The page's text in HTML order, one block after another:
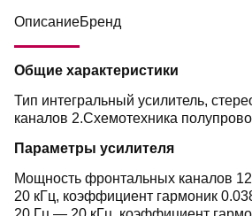
ОписаниеБренд
Общие характеристики
Тип интегральный усилитель,
каналов 2.Схемотехника
Параметры усилителя
Мощность фронтальных каналов
20 кГц, коэффициент гармоник